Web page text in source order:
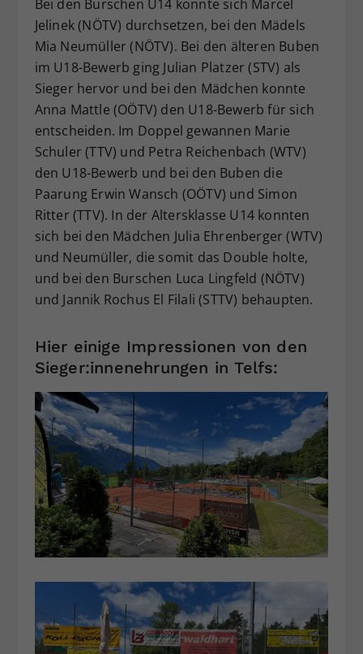
Bei den Burschen U14 konnte sich Marcel
Jelinek (NÖTV) durchsetzen, bei den Mädels
Mia Neumüller (NÖTV). Bei den älteren Buben
im U18-Bewerb ging Julian Platzer (STV) als
Sieger hervor und bei den Mädchen konnte
Anna Mattle (OÖTV) den U18-Bewerb für sich
entscheiden. Im Doppel gewannen Marie
Schuler (TTV) und Petra Reichenbach (WTV)
den U18-Bewerb und bei den Buben die
Paarung Erwin Wansch (OÖTV) und Simon
Ritter (TTV). In der Altersklasse U14 konnten
sich bei den Mädchen Julia Ehrenberger (WTV)
und Neumüller, die somit das Double holte,
und bei den Burschen Luca Lingfeld (NÖTV)
und Jannik Rochus El Filali (STTV) behaupten.
Hier einige Impressionen von den
Sieger:innenehrungen in Telfs: